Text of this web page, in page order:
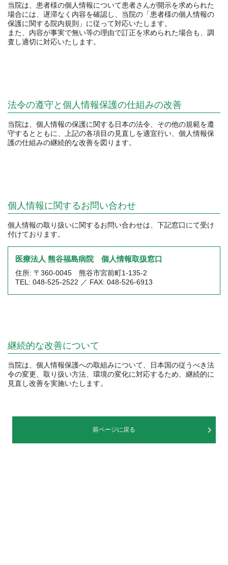
当院は、患者様の個人情報について患者さんが開示を求められた
場合には、遅滞なく内容を確認し、当院の「患者様の個人情報の
保護に関する院内規則」に従って対応いたします。
また、内容が事実で無い等の理由で訂正を求められた場合も、調
査し適切に対応いたします。
法令の遵守と個人情報保護の仕組みの改善
当院は、個人情報の保護に関する日本の法令、その他の規範を遵
守するとともに、上記の各項目の見直しを適宜行い、個人情報保
護の仕組みの継続的な改善を図ります。
個人情報に関するお問い合わせ
個人情報の取り扱いに関するお問い合わせは、下記窓口にて受け
付けております。
医療法人 熊谷福島病院 個人情報取扱窓口
住所: 〒360-0045 熊谷市宮前町1-135-2
TEL: 048-525-2522 ／ FAX: 048-526-6913
継続的な改善について
当院は、個人情報保護への取組みについて、日本国の従うべき法
令の変更、取り扱い方法、環境の変化に対応するため、継続的に
見直し改善を実施いたします。
前ページに戻る